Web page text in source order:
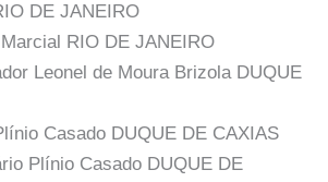
DE JANEIRO
RIO DE JANEIRO
Leonel de Moura Brizola DUQUE
Casado DUQUE DE CAXIAS
Plínio Casado DUQUE DE